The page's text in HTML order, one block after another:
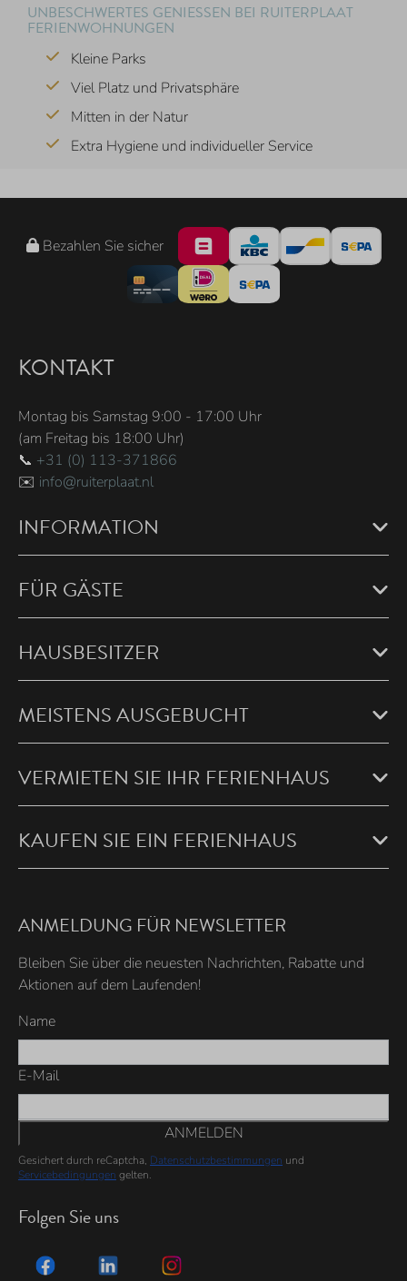
UNBESCHWERTES GENIESSEN BEI RUITERPLAAT F
ERIENWOHNUNGEN
Kleine Parks
Viel Platz und Privatsphäre
Mitten in der Natur
Extra Hygiene und individueller Service
Bezahlen Sie sicher
KONTAKT
Montag bis Samstag 9:00 - 17:00 Uhr
(am Freitag bis 18:00 Uhr)
📞 +31 (0) 113-371866
✉️ info@ruiterplaat.nl
INFORMATION
FÜR GÄSTE
HAUSBESITZER
MEISTENS AUSGEBUCHT
VERMIETEN SIE IHR FERIENHAUS
KAUFEN SIE EIN FERIENHAUS
ANMELDUNG FÜR NEWSLETTER
Bleiben Sie über die neuesten Nachrichten, Rabatte und
Aktionen auf dem Laufenden!
Name
E-Mail
ANMELDEN
Gesichert durch reCaptcha, Datenschutzbestimmungen und
Servicebedingungen gelten.
Folgen Sie uns